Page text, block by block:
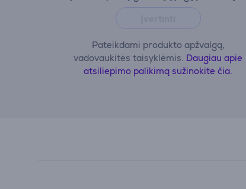
Pateikdami produkto apžvalgą,
vadovaukitės taisyklėmis. Daugiau apie
atsiliepimo palikimą sužinokite čia.